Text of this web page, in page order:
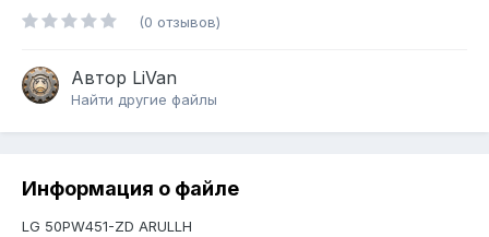
(0 отзывов)
Автор LiVan
Найти другие файлы
Информация о файле
LG 50PW451-ZD ARULLH